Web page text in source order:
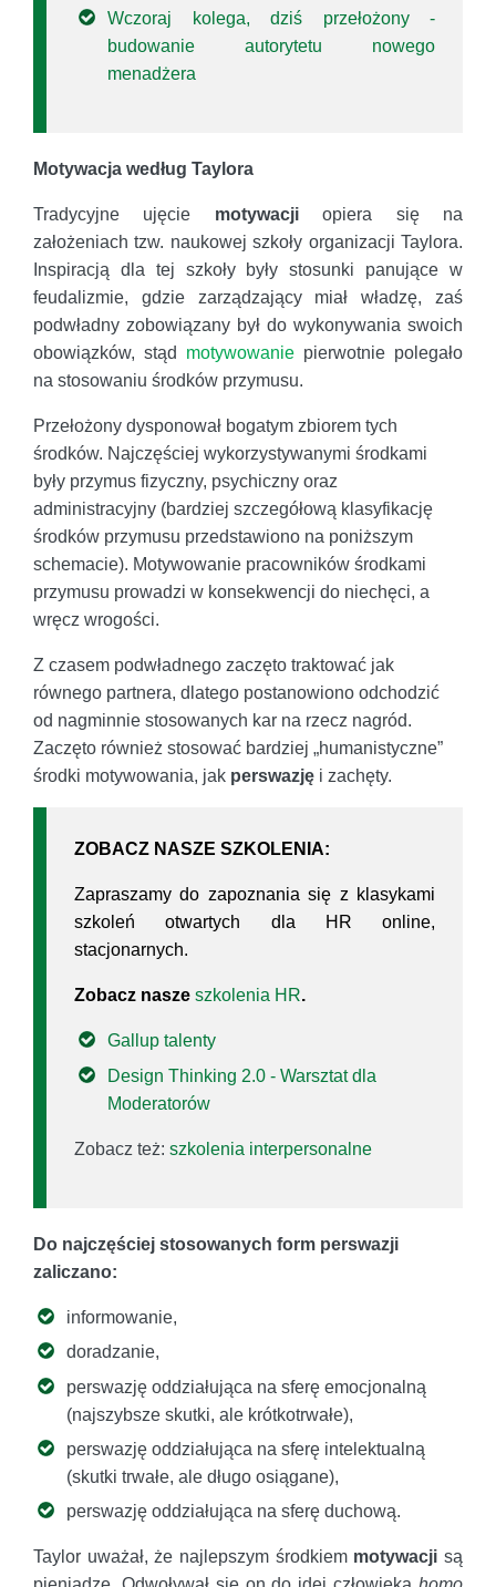
Wczoraj kolega, dziś przełożony -
budowanie autorytetu nowego
menadżera
Motywacja według Taylora
Tradycyjne ujęcie motywacjiopiera się na
założeniach tzw. naukowej szkoły organizacji Taylora.
Inspiracją dla tej szkoły były stosunki panujące w
feudalizmie, gdzie zarządzający miał władzę, zaś
podwładny zobowiązany był do wykonywania swoich
obowiązków, stąd motywowanie pierwotnie polegało
na stosowaniu środków przymusu.
Przełożony dysponował bogatym zbiorem tych
środków. Najczęściej wykorzystywanymi środkami
były przymus fizyczny, psychiczny oraz
administracyjny (bardziej szczegółową klasyfikację
środków przymusu przedstawiono na poniższym
schemacie). Motywowanie pracowników środkami
przymusu prowadzi w konsekwencji do niechęci, a
wręcz wrogości.
Z czasem podwładnego zaczęto traktować jak
równego partnera, dlatego postanowiono odchodzić
od nagminnie stosowanych kar na rzecz nagród.
Zaczęto również stosować bardziej „humanistyczne”
środki motywowania, jak perswazję i zachęty.
ZOBACZ NASZE SZKOLENIA:
Zapraszamy do zapoznania się z klasykami
szkoleń otwartych dla HR online,
stacjonarnych.
Zobacz nasze szkolenia HR.
Gallup talenty
Design Thinking 2.0 - Warsztat dla
Moderatorów
Zobacz też: szkolenia interpersonalne
Do najczęściej stosowanych form perswazji
zaliczano:
informowanie,
doradzanie,
perswazję oddziałująca na sferę emocjonalną
(najszybsze skutki, ale krótkotrwałe),
perswazję oddziałująca na sferę intelektualną
(skutki trwałe, ale długo osiągane),
perswazję oddziałująca na sferę duchową.
Taylor uważał, że najlepszym środkiem motywacji są